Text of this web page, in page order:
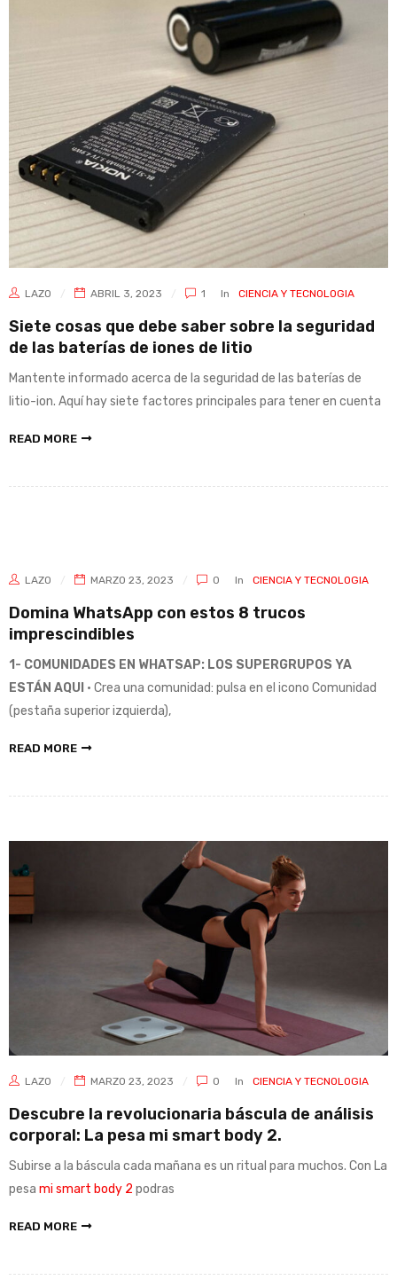
LAZO ABRIL 3, 2023 1 In CIENCIA Y TECNOLOGIA
Siete cosas que debe saber sobre la seguridad
de las baterías de iones de litio
Mantente informado acerca de la seguridad de las baterías de
litio-ion. Aquí hay siete factores principales para tener en cuenta
READ MORE
LAZO MARZO 23, 2023 0 In CIENCIA Y TECNOLOGIA
Domina WhatsApp con estos 8 trucos
imprescindibles
1- COMUNIDADES EN WHATSAP: LOS SUPERGRUPOS YA
ESTÁN AQUI • Crea una comunidad: pulsa en el icono Comunidad
(pestaña superior izquierda),
READ MORE
LAZO MARZO 23, 2023 0 In CIENCIA Y TECNOLOGIA
Descubre la revolucionaria báscula de análisis
corporal: La pesa mi smart body 2.
Subirse a la báscula cada mañana es un ritual para muchos. Con La
pesa mi smart body 2 podras
READ MORE